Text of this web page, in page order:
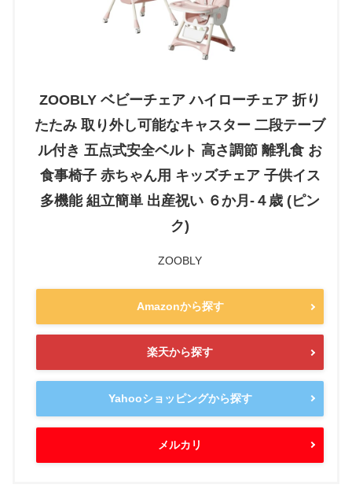
ZOOBLY ベビーチェア ハイローチェア 折り
たたみ 取り外し可能なキャスター 二段テーブ
ル付き 五点式安全ベルト 高さ調節 離乳食 お
食事椅子 赤ちゃん用 キッズチェア 子供イス
多機能 組立簡単 出産祝い ６か月-４歳 (ピン
ク)
ZOOBLY
Amazonから探す
楽天から探す
Yahooショッピングから探す
メルカリ